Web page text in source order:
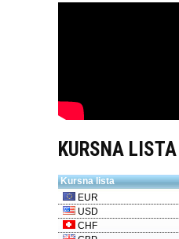
KURSNA LISTA